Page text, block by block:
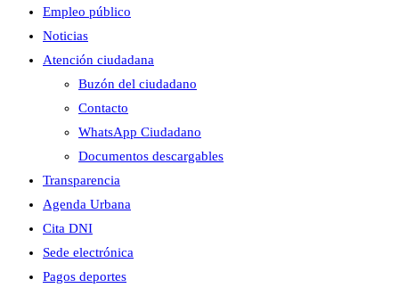
Empleo público
Noticias
Atención ciudadana
Buzón del ciudadano
Contacto
WhatsApp Ciudadano
Documentos descargables
Transparencia
Agenda Urbana
Cita DNI
Sede electrónica
Pagos deportes